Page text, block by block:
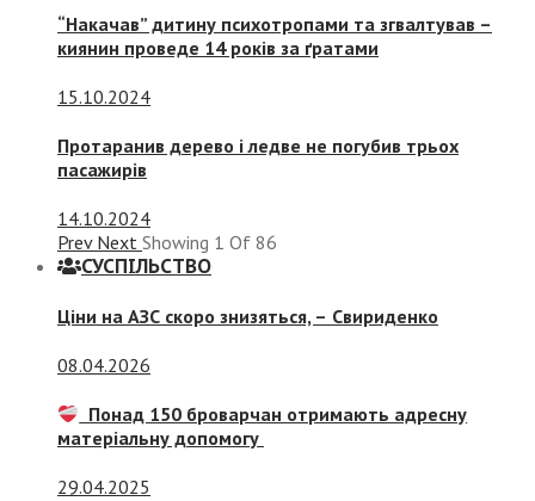
“Накачав” дитину психотропами та згвалтував –
киянин проведе 14 років за ґратами
15.10.2024
Протаранив дерево і ледве не погубив трьох
пасажирів
14.10.2024
Prev Next Showing 1 Of 86
СУСПIЛЬСТВО
Ціни на АЗС скоро знизяться, – Свириденко
08.04.2026
Понад 150 броварчан отримають адресну
матеріальну допомогу
29.04.2025